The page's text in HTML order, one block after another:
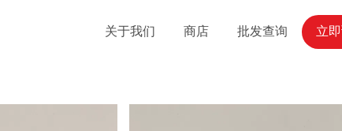
关于我们
商店 批发查询 立